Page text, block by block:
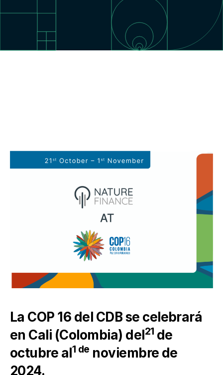
La COP 16 del CDB se celebrará
en Cali (Colombia) del21 de
octubre al1 de noviembre de
2024.